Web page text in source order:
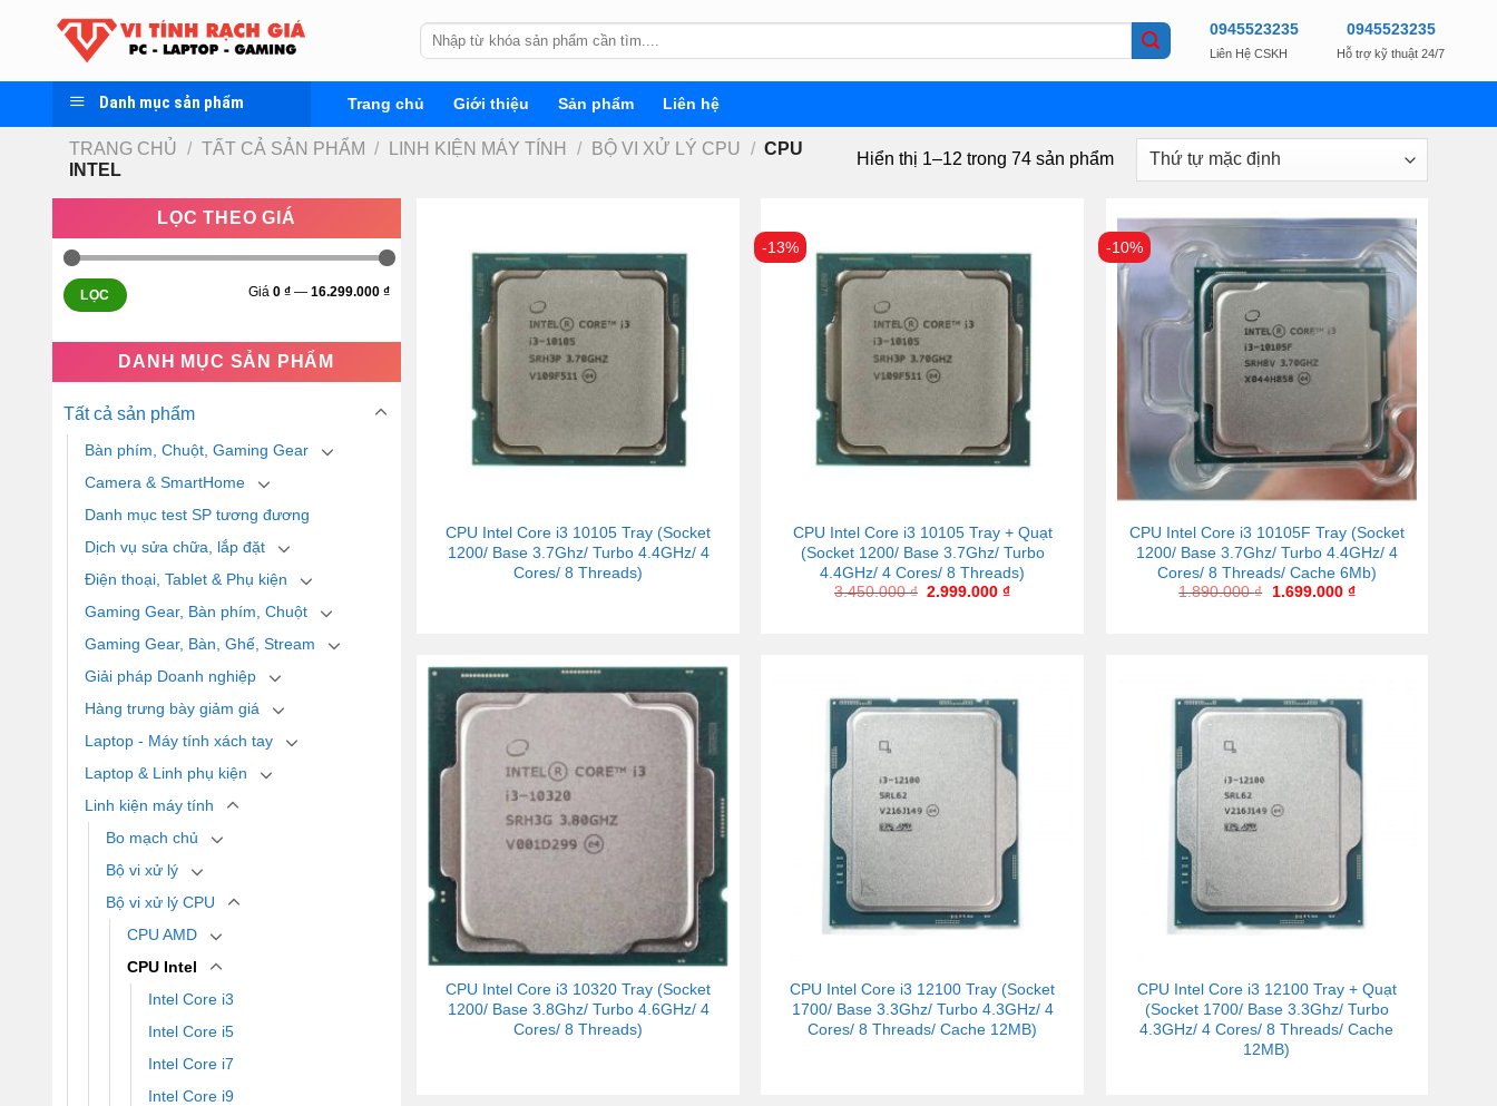
Tìm
kiếm:
0945523235
Liên Hệ CSKH
0945523235
Hỗ trợ kỹ thuật 24/7
Danh mục sản phẩm Trang chủ Giới thiệu Sản phẩm Liên hệ
TRANG CHỦ / TẤT CẢ SẢN PHẨM / LINH KIỆN MÁY TÍNH / BỘ VI XỬ LÝ CPU / CPU
INTEL
Hiển thị 1–12 trong 74 sản phẩm
LỌC THEO GIÁ
LỌC Giá 0 ₫— 16.299.000 ₫
DANH MỤC SẢN PHẨM
Tất cả sản phẩm
Bàn phím, Chuột, Gaming Gear
Camera & SmartHome
Danh mục test SP tương đương
Dịch vụ sửa chữa, lắp đặt
Điện thoại, Tablet & Phụ kiện
Gaming Gear, Bàn phím, Chuột
Gaming Gear, Bàn, Ghế, Stream
Giải pháp Doanh nghiệp
Hàng trưng bày giảm giá
Laptop - Máy tính xách tay
Laptop & Linh phụ kiện
Linh kiện máy tính
Bo mạch chủ
Bộ vi xử lý
Bộ vi xử lý CPU
CPU AMD
CPU Intel
Intel Core i3
Intel Core i5
Intel Core i7
Intel Core i9
CPU Intel Core i3 10105 Tray (Socket
1200/ Base 3.7Ghz/ Turbo 4.4GHz/ 4
Cores/ 8 Threads)
-13%
CPU Intel Core i3 10105 Tray + Quạt
(Socket 1200/ Base 3.7Ghz/ Turbo
4.4GHz/ 4 Cores/ 8 Threads)
3.450.000₫ 2.999.000₫
-10%
CPU Intel Core i3 10105F Tray (Socket
1200/ Base 3.7Ghz/ Turbo 4.4GHz/ 4
Cores/ 8 Threads/ Cache 6Mb)
1.890.000₫ 1.699.000 ₫
CPU Intel Core i3 10320 Tray (Socket
1200/ Base 3.8Ghz/ Turbo 4.6GHz/ 4
Cores/ 8 Threads)
CPU Intel Core i3 12100 Tray (Socket
1700/ Base 3.3Ghz/ Turbo 4.3GHz/ 4
Cores/ 8 Threads/ Cache 12MB)
CPU Intel Core i3 12100 Tray + Quạt
(Socket 1700/ Base 3.3Ghz/ Turbo
4.3GHz/ 4 Cores/ 8 Threads/ Cache
12MB)